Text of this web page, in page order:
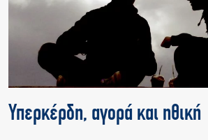
Υπερκέρδη, αγορά και ηθική